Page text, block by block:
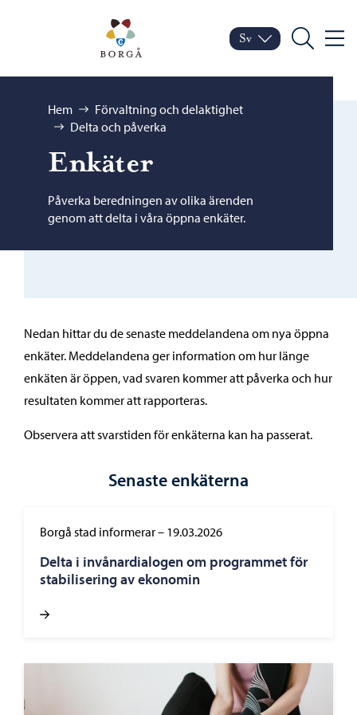
Porvoo – Gå till
Byt språk
Nuvarande språk:
Sv
Sök Meny
Bläddra:
Hem
Förvaltning och delaktighet
Delta och påverka
Enkäter
Påverka beredningen av olika ärenden
genom att delta i våra öppna enkäter.
Nedan hittar du de senaste meddelandena om nya öppna
enkäter. Meddelandena ger information om hur länge
enkäten är öppen, vad svaren kommer att påverka och hur
resultaten kommer att rapporteras.
Observera att svarstiden för enkäterna kan ha passerat.
Senaste enkäterna
Borgå stad informerar– 19.03.2026
Delta i invånardialogen om programmet för
stabilisering av ekonomin